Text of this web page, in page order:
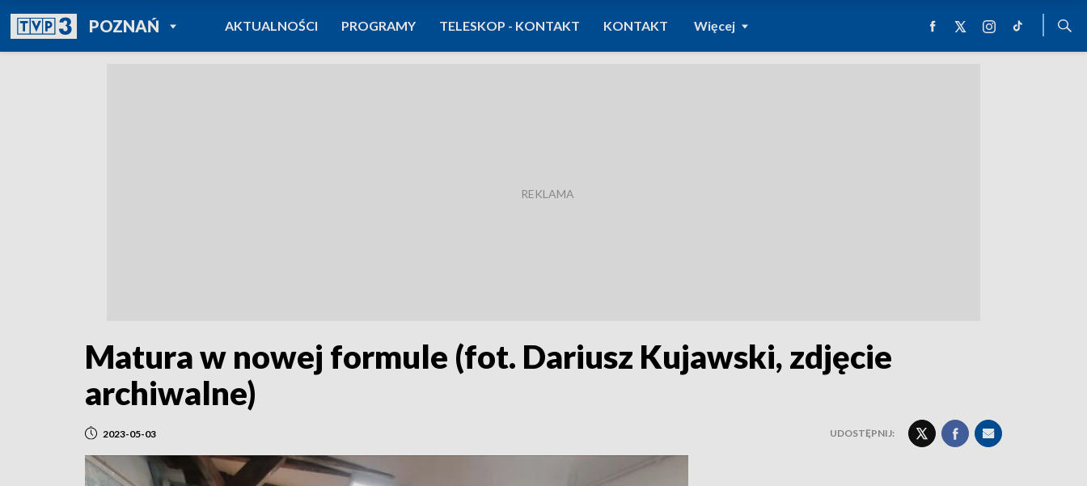
POZNAŃPOWRÓT DO
TVP REGIONY
AKTUALNOŚCI PROGRAMY TELESKOP - KONTAKT KONTAKT Więcej
Matura w nowej formule (fot. Dariusz Kujawski, zdjęcie
archiwalne)
2023-05-03 UDOSTĘPNIJ: